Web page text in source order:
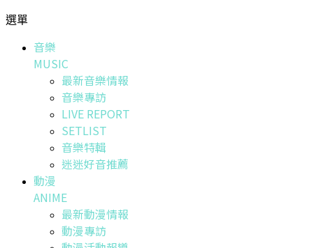
選單
音樂
MUSIC
最新音樂情報
音樂專訪
LIVE REPORT
SETLIST
音樂特輯
迷迷好音推薦
動漫
ANIME
最新動漫情報
動漫專訪